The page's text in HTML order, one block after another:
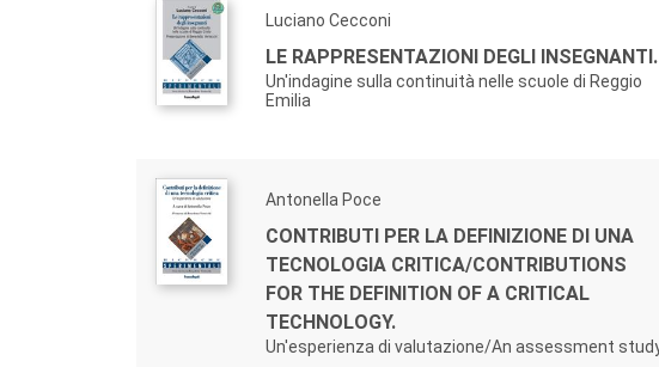
Luciano Cecconi
LE RAPPRESENTAZIONI DEGLI INSEGNANTI.
Un'indagine sulla continuità nelle scuole di Reggio
Emilia
Antonella Poce
CONTRIBUTI PER LA DEFINIZIONE DI UNA
TECNOLOGIA CRITICA/CONTRIBUTIONS
FOR THE DEFINITION OF A CRITICAL
TECHNOLOGY.
Un'esperienza di valutazione/An assessment